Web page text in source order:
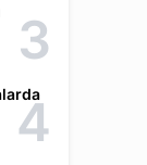
3
4